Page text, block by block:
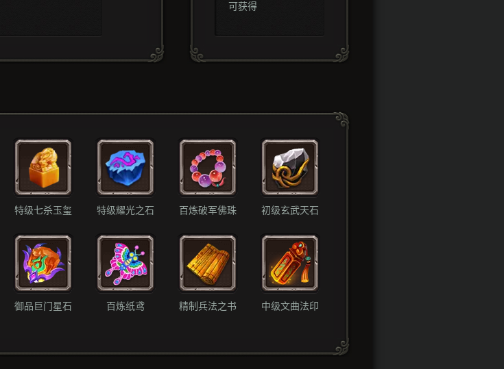
可获得
特级七杀玉玺 特级耀光之石 百炼破军佛珠 初级玄武天石
御品巨门星石 百炼纸鸢 精制兵法之书 中级文曲法印